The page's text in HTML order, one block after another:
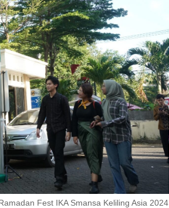
Fest IKA Smansa Keliling Asia 2024